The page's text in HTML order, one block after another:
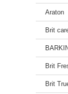
Araton
Brit
Brit
Brit